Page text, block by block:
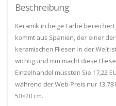
Beschreibung
Keramik in beige Farbe
kommt aus Spanien, der einer
keramischen Fliesen in der Welt
wichtig und mm macht diese
Einzelhandel müssten Sie 17,22
während der Web-Preis nur 13,78
50×20 cm.